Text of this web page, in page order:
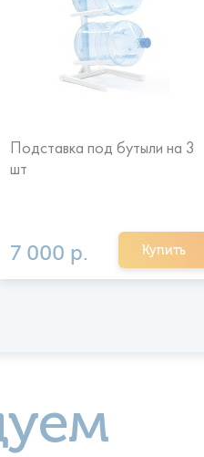
Подставка под бутыли на 3
7 000 р. Купить